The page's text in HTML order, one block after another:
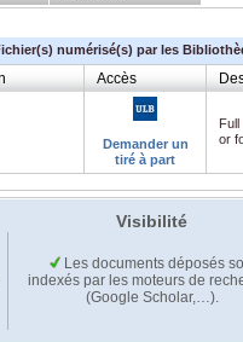
numérisé(s) par les
Accès
Demander un
tiré à part
or
Visibilité
Les documents déposés
indexés par les moteurs de
(Google Scholar,…).